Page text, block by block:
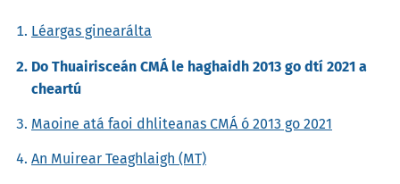
Léargas ginearálta
Do Thuairisceán CMÁ le haghaidh 2013 go dtí 2021 a
cheartú
Maoine atá faoi dhliteanas CMÁ ó 2013 go 2021
An Muirear Teaghlaigh (MT)